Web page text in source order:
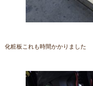
化粧板これも時間かかりました